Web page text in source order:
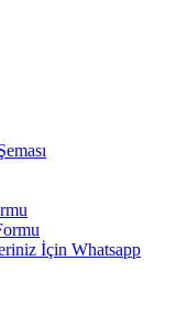
İçin Whatsapp